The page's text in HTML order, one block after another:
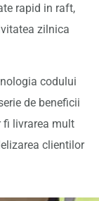
rapid in raft,
zilnica
codului
de beneficii
fi livrarea mult
clientilor